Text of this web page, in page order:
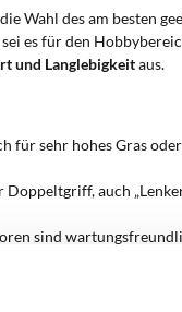
Wahl des am besten
sei es für den
und Langlebigkeitaus.
für sehr hohes Gras
auch
sind
von 16 bis 40 V
die Ermüdung und